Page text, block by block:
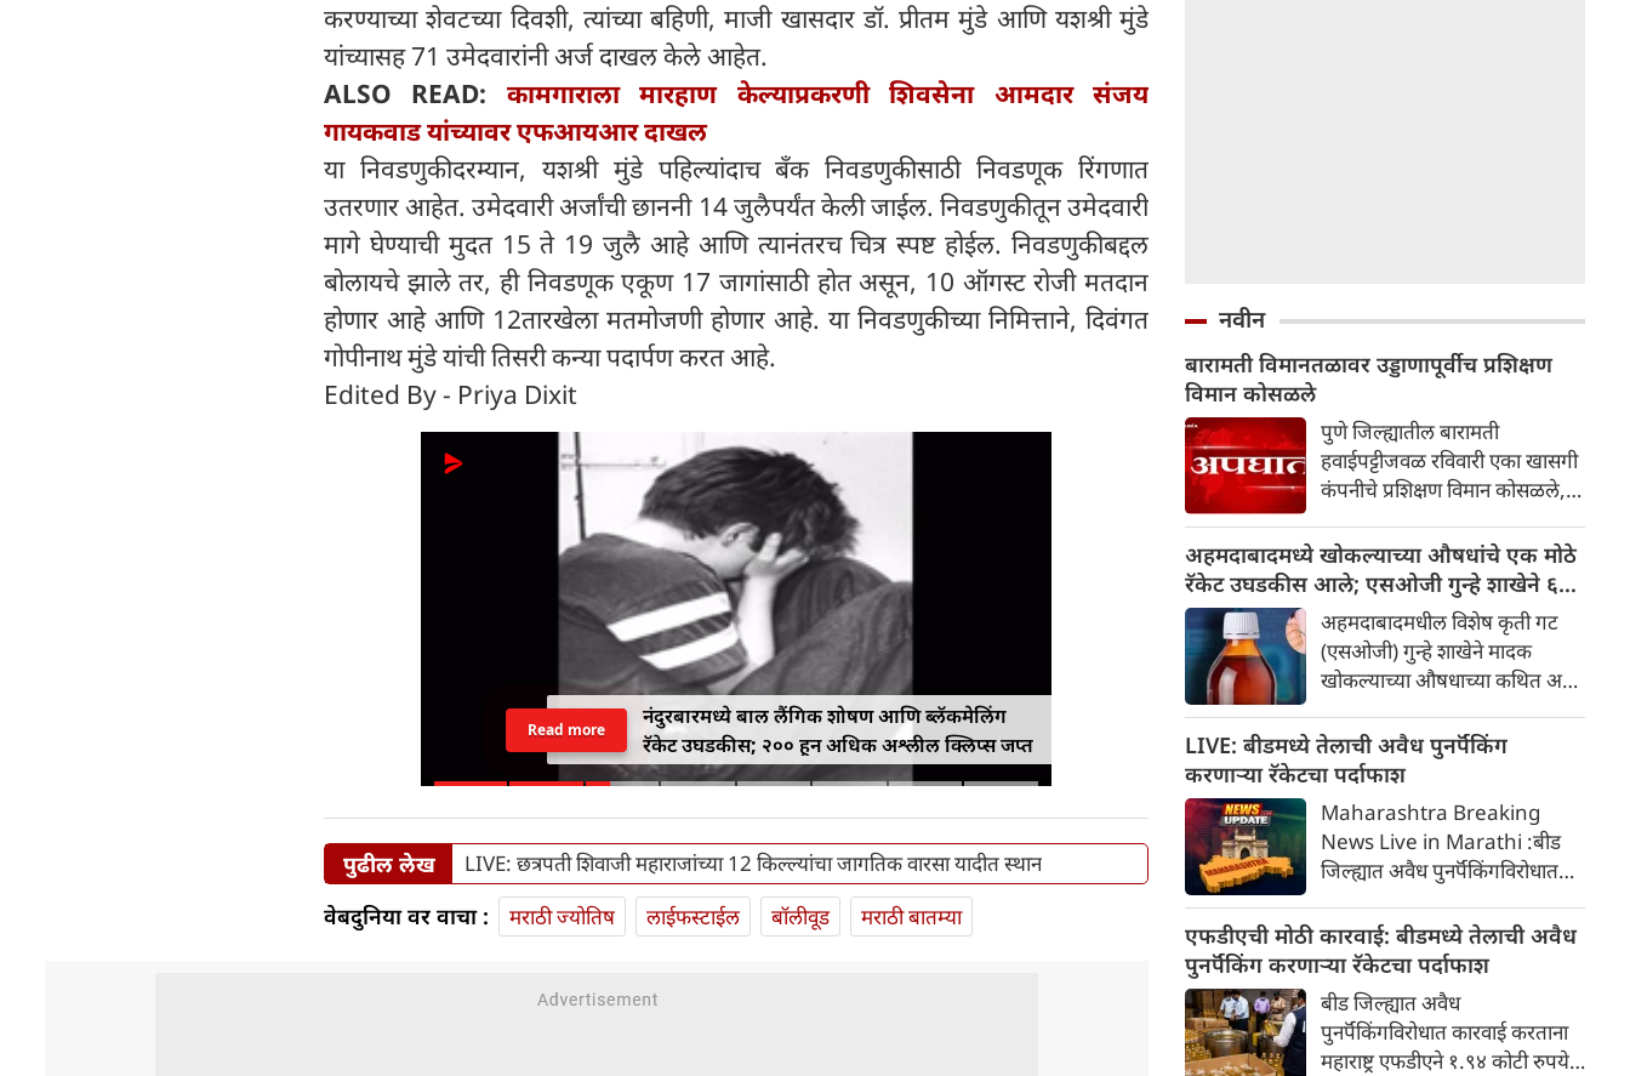
करण्याच्या शेवटच्या दिवशी, त्यांच्या बहिणी, माजी खासदार डॉ. प्रीतम मुंडे आणि यशश्री मुंडे
यांच्यासह 71 उमेदवारांनी अर्ज दाखल केले आहेत.
ALSO READ: कामगाराला मारहाण केल्याप्रकरणी शिवसेना आमदार संजय
गायकवाड यांच्यावर एफआयआर दाखल
या निवडणुकीदरम्यान, यशश्री मुंडे पहिल्यांदाच बँक निवडणुकीसाठी निवडणूक रिंगणात
उतरणार आहेत. उमेदवारी अर्जांची छाननी 14 जुलैपर्यंत केली जाईल. निवडणुकीतून उमेदवारी
मागे घेण्याची मुदत 15 ते 19 जुलै आहे आणि त्यानंतरच चित्र स्पष्ट होईल. निवडणुकीबद्दल
बोलायचे झाले तर, ही निवडणूक एकूण 17 जागांसाठी होत असून, 10 ऑगस्ट रोजी मतदान
होणार आहे आणि 12तारखेला मतमोजणी होणार आहे. या निवडणुकीच्या निमित्ताने, दिवंगत
गोपीनाथ मुंडे यांची तिसरी कन्या पदार्पण करत आहे.
Edited By - Priya Dixit
नंदुरबारमध्ये बाल लैंगिक शोषण आणि ब्लॅकमेलिंग
रॅकेट उघडकीस; २०० हून अधिक अश्लील क्लिप्स जप्त
Read more
पुढील लेख LIVE: छत्रपती शिवाजी महाराजांच्या 12 किल्ल्यांचा जागतिक वारसा यादीत स्थान
वेबदुनिया वर वाचा : मराठी ज्योतिष लाईफस्टाईल बॉलीवूड मराठी बातम्या
नवीन
बारामती विमानतळावर उड्डाणापूर्वीच प्रशिक्षण
विमान कोसळले
पुणे जिल्ह्यातील बारामती
हवाईपट्टीजवळ रविवारी एका खासगी
कंपनीचे प्रशिक्षण विमान कोसळले,
अहमदाबादमध्ये खोकल्याच्या औषधांचे एक मोठे
रॅकेट उघडकीस आले; एसओजी गुन्हे शाखेने ६०
लाख रुपयांचा माल जप्त केलाअहमदाबादमधील विशेष कृती गट
(एसओजी) गुन्हे शाखेने मादक
खोकल्याच्या औषधाच्या कथित अवैध
केली आहे. रिलीफ रोडवरील जीपीओ
पोस्ट ऑफिसजवळ प्रतिबंधित
जप्त करण्यात आला आहे.
पोलिसांच्या प्राथमिक तपासात असे
उघड झाले आहे की, हे खोकल्याचे
औषध टपाल सेवेचा वापर करून
देशांतर्गत इतर राज्यांमध्ये पाठवले
जात होते.
LIVE: बीडमध्ये तेलाची अवैध पुनर्पॅकिंग
करणाऱ्या रॅकेटचा पर्दाफाश
Maharashtra Breaking
News Live in Marathi :बीड
जिल्ह्यात अवैध पुनर्पॅकिंगविरोधात
१.९४ कोटी रुपये किमतीचे
१,१९,१८६ किलो खाद्यतेल जप्त केले
आणि ५ दुकानांचे परवाने निलंबित
केले.
एफडीएची मोठी कारवाई: बीडमध्ये तेलाची अवैध
पुनर्पॅकिंग करणाऱ्या रॅकेटचा पर्दाफाश
बीड जिल्ह्यात अवैध
पुनर्पॅकिंगविरोधात कारवाई करताना
महाराष्ट्र एफडीएने १.९४ कोटी रुपये